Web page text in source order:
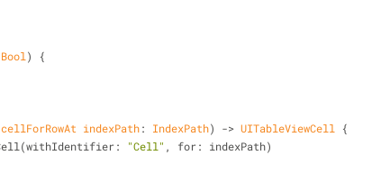
Bool )
{
cellForRowAt indexPath: IndexPath) -> UITableViewCell
{
"Cell" , for: indexPath)